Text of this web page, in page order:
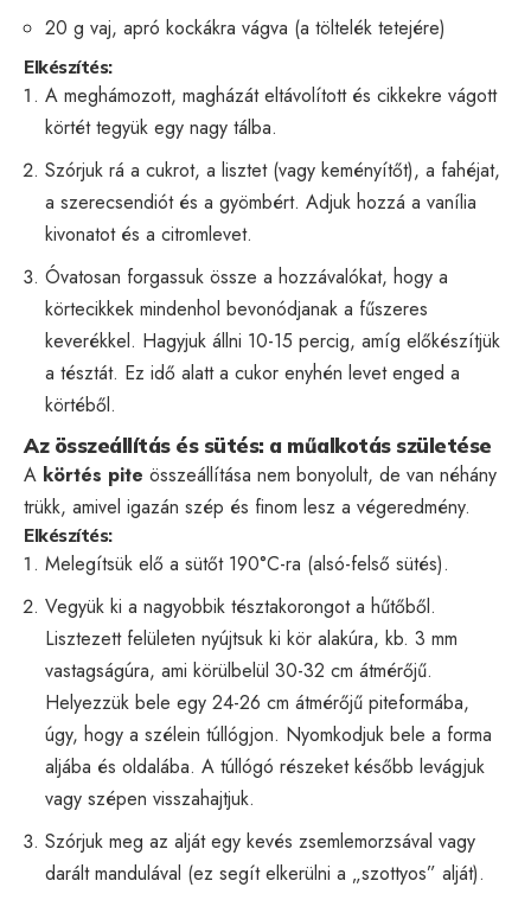
20 g vaj, apró kockákra vágva (a töltelék tetejére)
Elkészítés:
A meghámozott, magházát eltávolított és cikkekre vágott
körtét tegyük egy nagy tálba.
Szórjuk rá a cukrot, a lisztet (vagy keményítőt), a fahéjat,
a szerecsendiót és a gyömbért. Adjuk hozzá a vanília
kivonatot és a citromlevet.
Óvatosan forgassuk össze a hozzávalókat, hogy a
körtecikkek mindenhol bevonódjanak a fűszeres
keverékkel. Hagyjuk állni 10-15 percig, amíg előkészítjük
a tésztát. Ez idő alatt a cukor enyhén levet enged a
körtéből.
Az összeállítás és sütés: a műalkotás születése
A körtés pite összeállítása nem bonyolult, de van néhány
trükk, amivel igazán szép és finom lesz a végeredmény.
Elkészítés:
Melegítsük elő a sütőt 190°C-ra (alsó-felső sütés).
Vegyük ki a nagyobbik tésztakorongot a hűtőből.
Lisztezett felületen nyújtsuk ki kör alakúra, kb. 3 mm
vastagságúra, ami körülbelül 30-32 cm átmérőjű.
Helyezzük bele egy 24-26 cm átmérőjű piteformába,
úgy, hogy a szélein túllógjon. Nyomkodjuk bele a forma
aljába és oldalába. A túllógó részeket később levágjuk
vagy szépen visszahajtjuk.
Szórjuk meg az alját egy kevés zsemlemorzsával vagy
darált mandulával (ez segít elkerülni a „szottyos” alját).